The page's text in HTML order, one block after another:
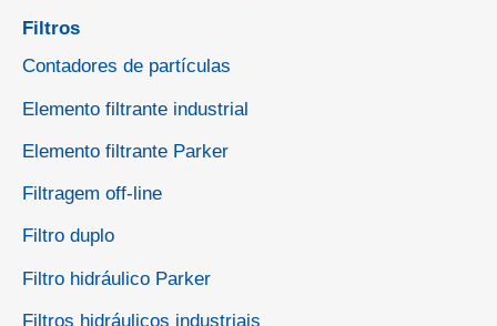
Filtros
Contadores de partículas
Elemento filtrante industrial
Elemento filtrante Parker
Filtragem off-line
Filtro duplo
Filtro hidráulico Parker
Filtros hidráulicos industriais